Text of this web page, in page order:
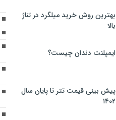
بهترین روش خرید میلگرد در تناژ
بالا
ایمپلنت دندان چیست؟
پیش بینی قیمت تتر تا پایان سال
۱۴۰۲